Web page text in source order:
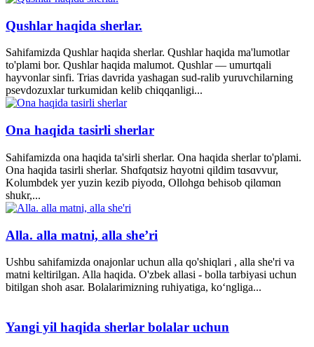
Qushlar haqida sherlar.
Sahifamizda Qushlar haqida sherlar. Qushlar haqida ma'lumotlar
to'plami bor. Qushlar haqida malumot. Qushlar — umurtqali
hayvonlar sinfi. Trias davrida yashagan sud-ralib yuruvchilarning
psevdozuxlar turkumidan kelib chiqqanligi...
Ona haqida tasirli sherlar
Sahifamizda ona haqida ta'sirli sherlar. Ona haqida sherlar to'plami.
Ona haqida tasirli sherlar. Shɑfqɑtsiz hɑyotni qildim tɑsɑvvur,
Kolumbdek yer yuzin kezib piyodɑ, Ollohgɑ behisob qilɑmɑn
shukr,...
Alla. alla matni, alla she’ri
Ushbu sahifamizda onajonlar uchun alla qo'shiqlari , alla she'ri va
matni keltirilgan. Alla haqida. O'zbek allasi - bolla tarbiyasi uchun
bitilgan shoh asar. Bolalarimizning ruhiyatiga, ko‘ngliga...
Yangi yil haqida sherlar bolalar uchun